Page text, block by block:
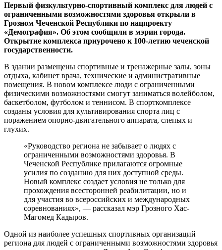
Первый физкультурно-спортивный комплекс для людей с
ограниченными возможностями здоровья открыли в
Грозном Чеченской Республики по нацпроекту
«Демография». Об этом сообщили в мэрии города.
Открытие комплекса приурочено к 100-летию чеченской
государственности.
В здании размещены спортивные и тренажерные залы, зоны
отдыха, кабинет врача, технические и административные
помещения. В новом комплексе люди с ограниченными
физическими возможностями смогут заниматься волейболом,
баскетболом, футболом и теннисом. В спорткомплексе
созданы условия для культивирования спорта лиц с
поражением опорно-двигательного аппарата, слепых и
глухих.
«Руководство региона не забывает о людях с
ограниченными возможностями здоровья. В
Чеченской Республике прилагаются огромные
усилия по созданию для них доступной среды.
Новый комплекс создает условия не только для
прохождения всесторонней реабилитации, но и
для участия во всероссийских и международных
соревнованиях», — рассказал мэр Грозного Хас-
Магомед Кадыров.
Одной из наиболее успешных спортивных организаций
региона для людей с ограниченными возможностями здоровья